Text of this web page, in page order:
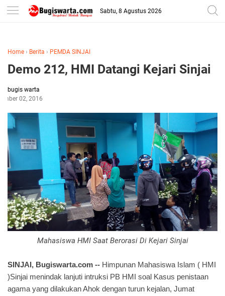
-->
Sabtu, 8 Agustus 2026
Home › Berita › PEMDA SINJAI
Demo 212, HMI Datangi Kejari Sinjai
bugis warta
02, 2016
Mahasiswa HMI Saat Berorasi Di Kejari Sinjai
SINJAI, Bugiswarta.com -- Himpunan Mahasiswa Islam ( HMI
)Sinjai menindak lanjuti intruksi PB HMI soal Kasus penistaan
agama yang dilakukan Ahok dengan turun kejalan, Jumat